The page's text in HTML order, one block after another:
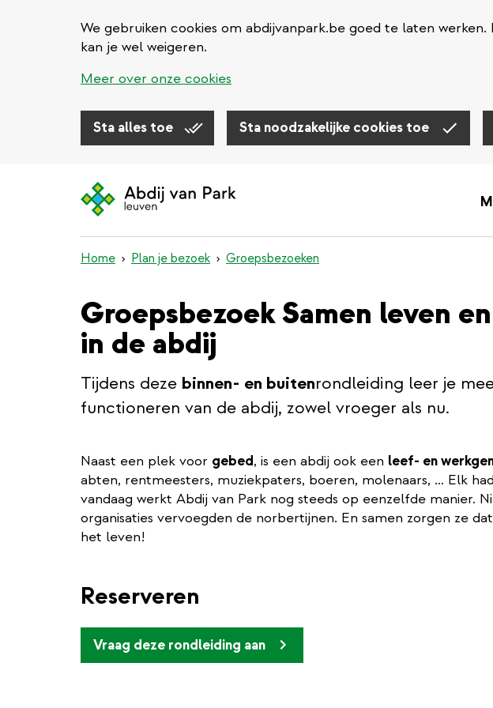
We gebruiken cookies om abdijvanpark.be goed te laten
kan je wel weigeren.
Meer over onze cookies
Sta alles toe Sta noodzakelijke cookies toe
Home Plan je bezoek Groepsbezoeken
Groepsbezoek Samen leven
in de abdij
Tijdens deze binnen- en buitenrondleiding leer je
functioneren van de abdij, zowel vroeger als nu.
Naast een plek voor gebed, is een abdij ook een leef- en
abten, rentmeesters, muziekpaters, boeren, molenaars, … Elk
vandaag werkt Abdij van Park nog steeds op eenzelfde manier.
organisaties vervoegden de norbertijnen. En samen zorgen ze
het leven!
Reserveren
Vraag deze rondleiding aan